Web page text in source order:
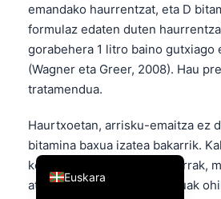
emandako haurrentzat, eta D
formulaz edaten duten
gorabehera 1 litro baino gutxiago
(Wagner eta Greer, 2008). Hau
tratamendua.
Haurtxoetan, arrisku-emaitza ez
bitamina baxua izatea bakarrik.
konbultsioek, hazkunde txarrak,
atzeratuek edo ALP oso altuak
Euskara
English
Deutsch
العربية
Français
עִבְרִית
Italiano